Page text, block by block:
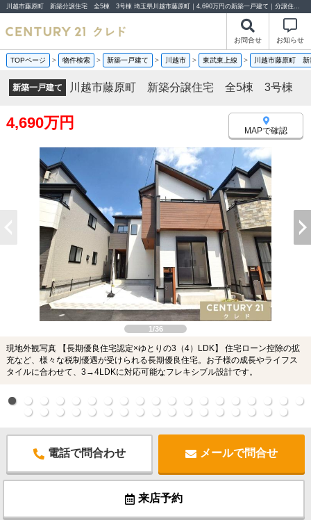
川越市藤原町 新築分譲住宅 全5棟 3号棟 埼玉県川越市藤原町｜4,690万円の新築一戸建て｜分譲住宅や新築物件｜センチュリー21クレド
お問合せ お知らせ
TOPページ > 物件検索 > 新築一戸建て > 川越市 > 東武東上線 > 川越市藤原町
新築一戸建て 川越市藤原町 新築分譲住宅 全5棟 3号棟
4,690万円 MAPで確認
1/36
現地外観写真 【長期優良住宅認定×ゆとりの3（4）LDK】 住宅ローン控除の拡
充など、様々な税制優遇が受けられる長期優良住宅。お子様の成長やライフス
タイルに合わせて、3→4LDKに対応可能なフレキシブル設計です。
電話で問合わせ メールで問合せ
来店予約